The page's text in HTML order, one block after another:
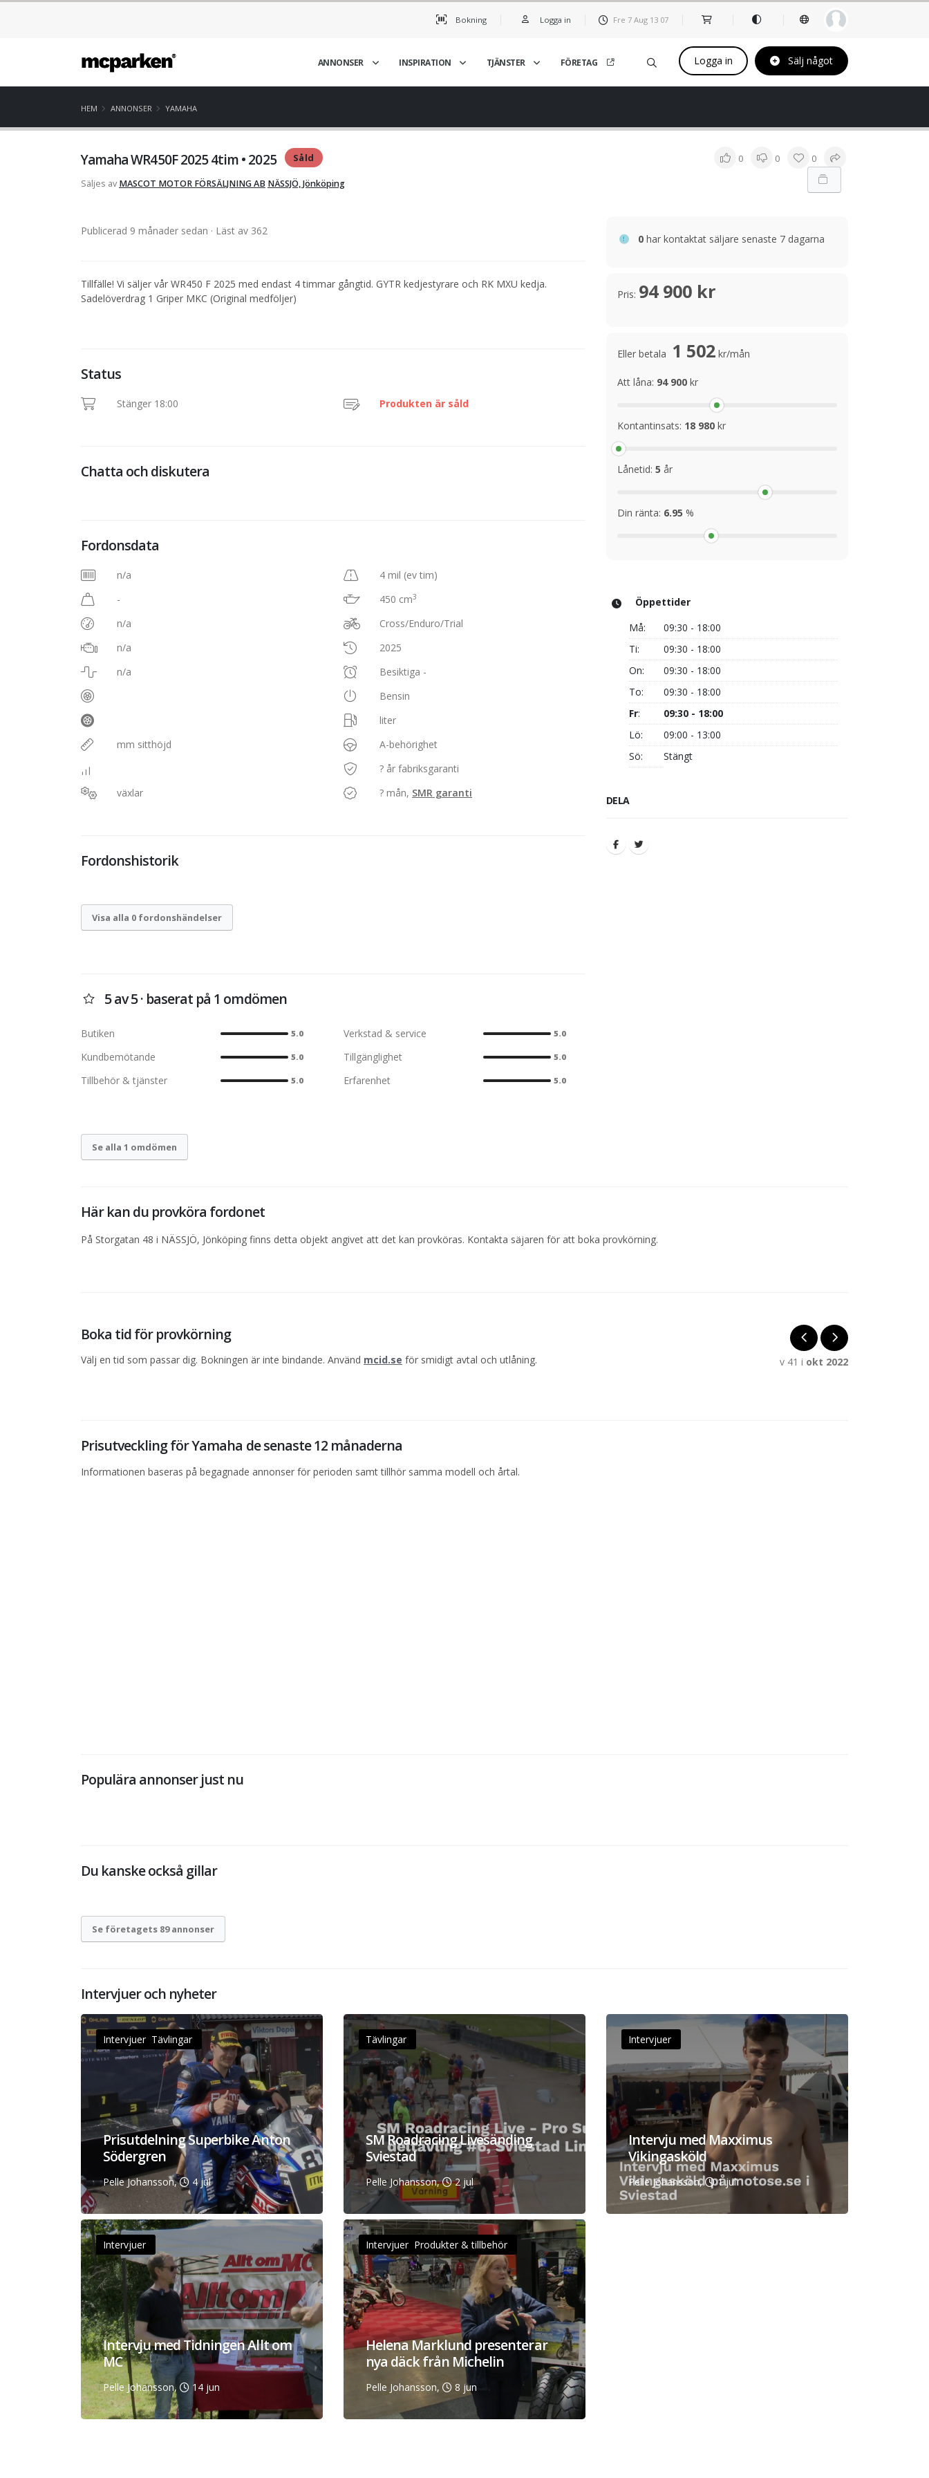
Bokning Logga in Fre 7 Aug 13 07
ANNONSER INSPIRATION TJÄNSTER FÖRETAG Logga in Sälj något
HEM ANNONSER YAMAHA
Yamaha WR450F 2025 4tim • 2025 Såld 0 0 0
Säljes av MASCOT MOTOR FÖRSÄLJNING AB NÄSSJÖ, Jönköping
Publicerad 9 månader sedan · Läst av 362
Tillfälle! Vi säljer vår WR450 F 2025 med endast 4 timmar gångtid. GYTR kedjestyrare och RK MXU kedja.
Sadelöverdrag 1 Griper MKC (Original medföljer)
Status
Stänger 18:00 Produkten är såld
Chatta och diskutera
Fordonsdata
n/a
-
n/a
n/a
n/a
mm sitthöjd
växlar
4 mil (ev tim)
450 cm3
Cross/Enduro/Trial
2025
Besiktiga -
Bensin
liter
A-behörighet
? år fabriksgaranti
? mån, SMR garanti
Fordonshistorik
Visa alla 0 fordonshändelser
5 av 5 · baserat på 1 omdömen
Butiken 5.0 Verkstad & service 5.0
Kundbemötande 5.0 Tillgänglighet 5.0
Tillbehör & tjänster 5.0 Erfarenhet 5.0
Se alla 1 omdömen
0 har kontaktat säljare senaste 7 dagarna
Pris: 94 900 kr
Eller betala 1 502 kr/mån
Att låna: 94 900 kr
Kontantinsats: 18 980 kr
Lånetid: 5 år
Din ränta: 6.95 %
Öppettider
Må:
09:30 - 18:00
Ti:
09:30 - 18:00
On:
09:30 - 18:00
To:
09:30 - 18:00
Fr:
09:30 - 18:00
Lö:
09:00 - 13:00
Sö:
Stängt
DELA
Här kan du provköra fordonet
På Storgatan 48 i NÄSSJÖ, Jönköping finns detta objekt angivet att det kan provköras. Kontakta säjaren för att boka provkörning.
Boka tid för provkörning
Välj en tid som passar dig. Bokningen är inte bindande. Använd mcid.se för smidigt avtal och utlåning. v 41 i okt 2022
Prisutveckling för Yamaha de senaste 12 månaderna
Informationen baseras på begagnade annonser för perioden samt tillhör samma modell och årtal.
Populära annonser just nu
Du kanske också gillar
Se företagets 89 annonser
Intervjuer och nyheter
Intervjuer Tävlingar
Prisutdelning Superbike Anton
Södergren
Pelle Johansson, 4 jul
Tävlingar
SM Roadracing Livesänding
Sviestad
Pelle Johansson, 2 jul
Intervjuer
Intervju med Maxximus
Vikingasköld
Pelle Johansson, 1 jul
Intervjuer
Intervju med Tidningen Allt om
MC
Pelle Johansson, 14 jun
Intervjuer Produkter & tillbehör
Helena Marklund presenterar
nya däck från Michelin
Pelle Johansson, 8 jun